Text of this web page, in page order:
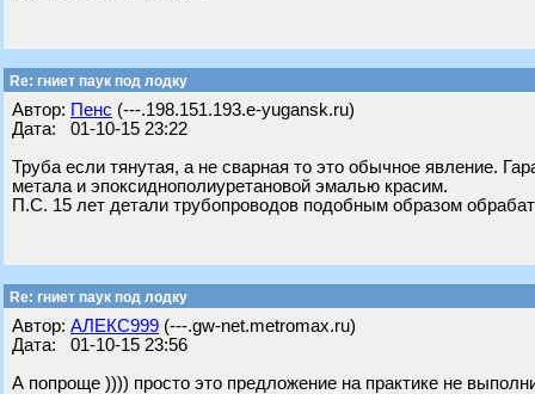
Re: гниет паук под лодку
Автор: Пенс (---.198.151.193.e-yugansk.ru)
Дата: 01-10-15 23:22
Труба если тянутая, а не сварная то это обычное явление.
метала и эпоксиднополиуретановой эмалью красим.
П.С. 15 лет детали трубопроводов подобным образом
Re: гниет паук под лодку
Автор: АЛЕКС999 (---.gw-net.metromax.ru)
Дата: 01-10-15 23:56
А попроще )))) просто это предложение на практике не